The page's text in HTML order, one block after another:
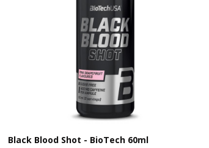
Black Blood Shot - BioTech 60ml